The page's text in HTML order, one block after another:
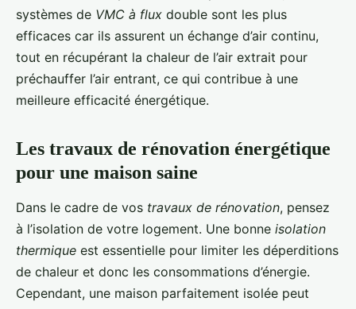
systèmes de VMC à flux double sont les plus
efficaces car ils assurent un échange d’air continu,
tout en récupérant la chaleur de l’air extrait pour
préchauffer l’air entrant, ce qui contribue à une
meilleure efficacité énergétique.
Les travaux de rénovation énergétique
pour une maison saine
Dans le cadre de vos travaux de rénovation, pensez
à l’isolation de votre logement. Une bonne isolation
thermique est essentielle pour limiter les déperditions
de chaleur et donc les consommations d’énergie.
Cependant, une maison parfaitement isolée peut